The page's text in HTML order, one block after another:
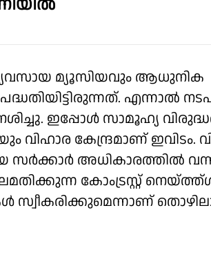
മ്യൂസിയവും ആധുനിക
എന്നാൽ
നശിച്ചു. ഇപ്പോൾ സാമൂഹ്യ
കേന്ദ്രമാണ് ഇവിടം.
സർക്കാർ അധികാരത്തിൽ
കോംട്രസ്റ്റ്
സ്വീകരിക്കുമെന്നാണ്